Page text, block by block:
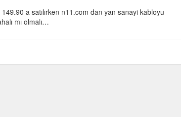
a satılırken n11.com dan yan sanayi kabloyu
mı olmalı…